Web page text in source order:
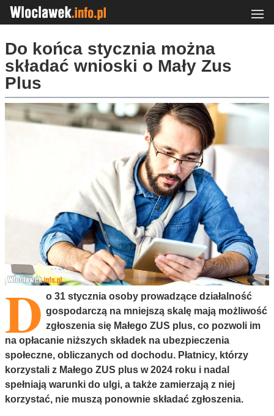
Do końca stycznia można
składać wnioski o Mały Zus
Plus
D o 31 stycznia osoby prowadzące działalność
gospodarczą na mniejszą skalę mają możliwość
zgłoszenia się Małego ZUS plus, co pozwoli im
na opłacanie niższych składek na ubezpieczenia
społeczne, obliczanych od dochodu. Płatnicy, którzy
korzystali z Małego ZUS plus w 2024 roku i nadal
spełniają warunki do ulgi, a także zamierzają z niej
korzystać, nie muszą ponownie składać zgłoszenia.